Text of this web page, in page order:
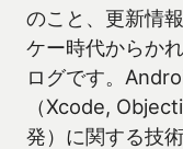
のこと、更新情
ケー時代からか
ログです。
（Xcode,
発）に関する技